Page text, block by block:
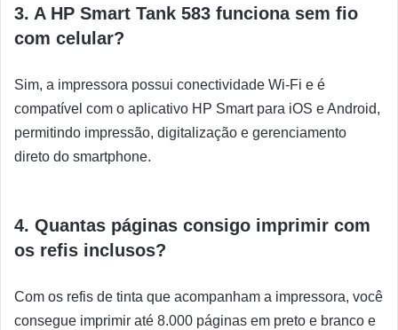
3. A HP Smart Tank 583 funciona sem fio
com celular?
Sim, a impressora possui conectividade Wi-Fi e é
compatível com o aplicativo HP Smart para iOS e Android,
permitindo impressão, digitalização e gerenciamento
direto do smartphone.
4. Quantas páginas consigo imprimir com
os refis inclusos?
Com os refis de tinta que acompanham a impressora, você
consegue imprimir até 8.000 páginas em preto e branco e